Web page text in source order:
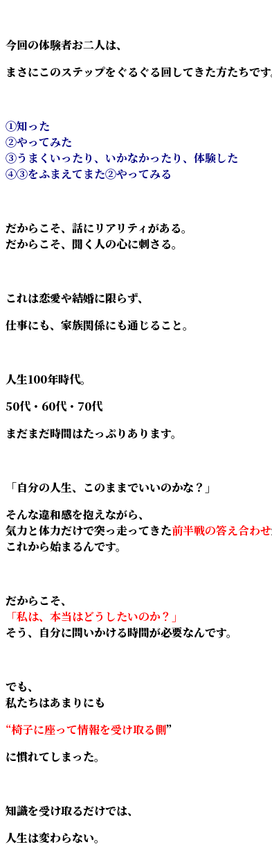
今回の体験者お二人は、
まさにこのステップをぐるぐる回してきた方たちです
①知った
②やってみた
③うまくいったり、いかなかったり、体験した
④③をふまえてまた②やってみる
だからこそ、話にリアリティがある。
だからこそ、聞く人の心に刺さる。
これは恋愛や結婚に限らず、
仕事にも、家族関係にも通じること。
人生100年時代。
50代・60代・70代
まだまだ時間はたっぷりあります。
「自分の人生、このままでいいのかな？」
そんな違和感を抱えながら、
気力と体力だけで突っ走ってきた前半戦の答え合わせ
これから始まるんです。
だからこそ、
「私は、本当はどうしたいのか？」
そう、自分に問いかける時間が必要なんです。
でも、
私たちはあまりにも
“椅子に座って情報を受け取る側”
に慣れてしまった。
知識を受け取るだけでは、
人生は変わらない。